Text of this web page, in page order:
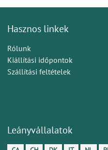
Hasznos linkek
Rólunk
Kiállítási időpontok
Szállítási feltételek
Leányvállalatok